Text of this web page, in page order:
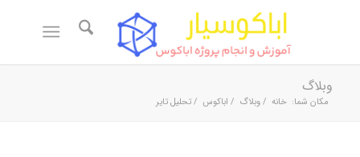
وبلاگ
مکان شما: خانه / وبلاگ / اباکوس / تحلیل تایر